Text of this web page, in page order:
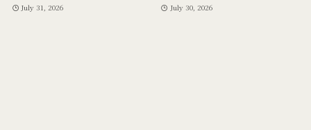
July 31, 2026 July 30, 2026